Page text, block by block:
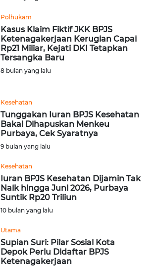
Polhukam
Kasus Klaim Fiktif JKK BPJS
Ketenagakerjaan Kerugian Capai
Rp21 Miliar, Kejati DKI Tetapkan
Tersangka Baru
8 bulan yang lalu
Kesehatan
Tunggakan Iuran BPJS Kesehatan
Bakal Dihapuskan Menkeu
Purbaya, Cek Syaratnya
9 bulan yang lalu
Kesehatan
Iuran BPJS Kesehatan Dijamin Tak
Naik hingga Juni 2026, Purbaya
Suntik Rp20 Triliun
10 bulan yang lalu
Utama
Supian Suri: Pilar Sosial Kota
Depok Perlu Didaftar BPJS
Ketenagakerjaan